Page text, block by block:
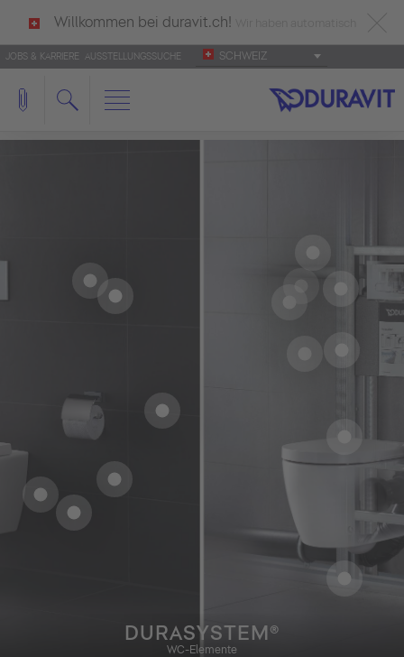
Willkommen bei duravit.ch!
deutsch als Ihre Sprache erkannt.
Français Italiano
JOBS & KARRIERE AUSSTELLUNGSSUCHE SCHWEIZ
DURASYSTEM®
WC-Elemente